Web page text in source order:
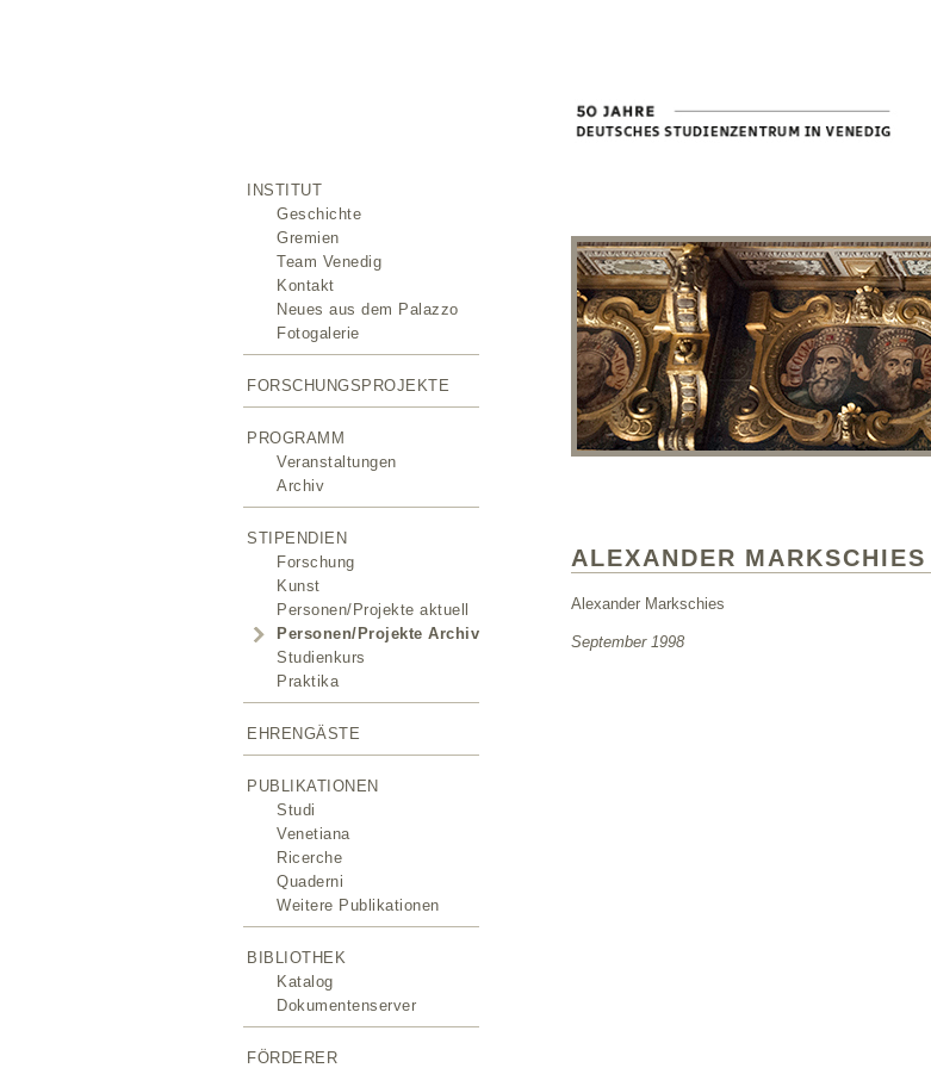
INSTITUT
Geschichte
Gremien
Team Venedig
Kontakt
Neues aus dem Palazzo
Fotogalerie
FORSCHUNGSPROJEKTE
PROGRAMM
Veranstaltungen
Archiv
STIPENDIEN
Forschung
Kunst
Personen/Projekte aktuell
Personen/Projekte Archiv
Studienkurs
Praktika
EHRENGÄSTE
PUBLIKATIONEN
Studi
Venetiana
Ricerche
Quaderni
Weitere Publikationen
BIBLIOTHEK
Katalog
Dokumentenserver
FÖRDERER
ALEXANDER MARKSCHIES
Alexander Markschies
September 1998